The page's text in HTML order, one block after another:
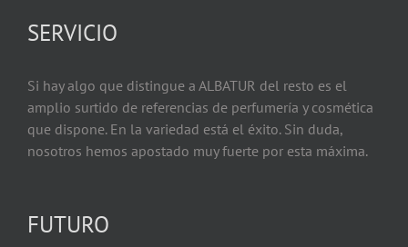
SERVICIO
Si hay algo que distingue a ALBATUR del resto es el
amplio surtido de referencias de perfumería y cosmética
que dispone. En la variedad está el éxito. Sin duda,
nosotros hemos apostado muy fuerte por esta máxima.
FUTURO